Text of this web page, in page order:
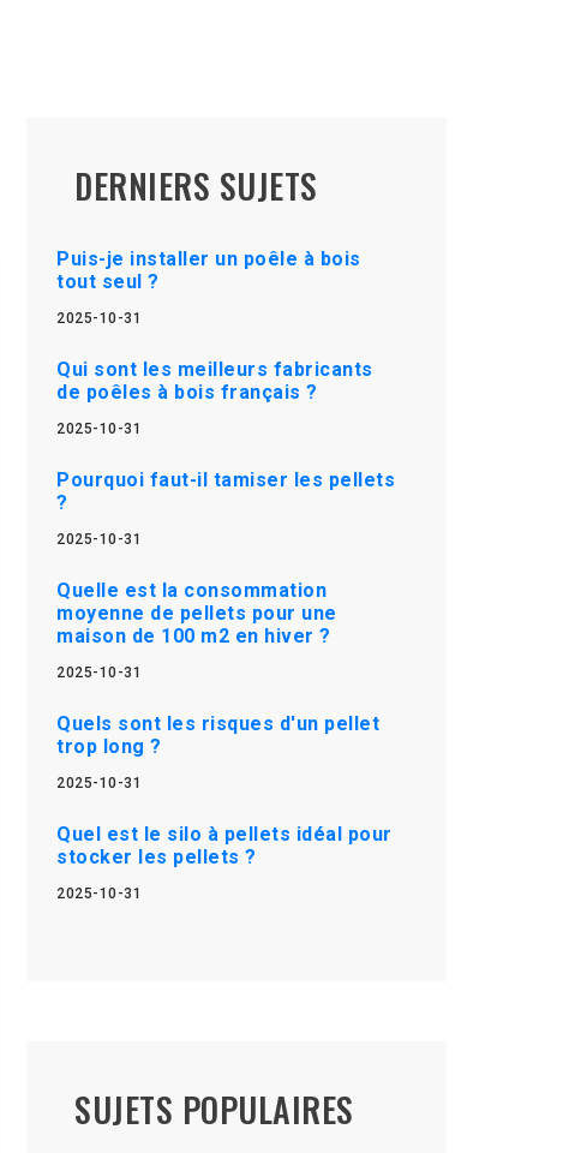
DERNIERS SUJETS
Puis-je installer un poêle à bois
tout seul ?
2025-10-31
Qui sont les meilleurs fabricants
de poêles à bois français ?
2025-10-31
Pourquoi faut-il tamiser les pellets
?
2025-10-31
Quelle est la consommation
moyenne de pellets pour une
maison de 100 m2 en hiver ?
2025-10-31
Quels sont les risques d'un pellet
trop long ?
2025-10-31
Quel est le silo à pellets idéal pour
stocker les pellets ?
2025-10-31
SUJETS POPULAIRES